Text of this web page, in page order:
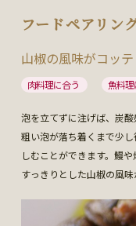
フードペアリン
山椒の風味がコッ
肉料理に合う 魚料理
泡を立てずに注げば、炭酸
粗い泡が落ち着くまで少
しむことができます。鰻
すっきりとした山椒の風